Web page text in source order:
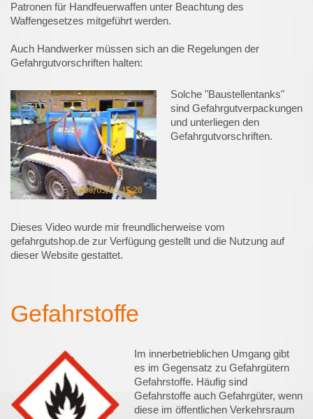
Patronen für Handfeuerwaffen unter Beachtung des
Waffengesetzes mitgeführt werden.
Auch Handwerker müssen sich an die Regelungen der
Gefahrgutvorschriften halten:
Solche "Baustellentanks"
sind Gefahrgutverpackungen
und unterliegen den
Gefahrgutvorschriften.
Dieses Video wurde mir freundlicherweise vom
gefahrgutshop.de zur Verfügung gestellt und die Nutzung auf
dieser Website gestattet.
Gefahrstoffe
Im innerbetrieblichen Umgang gibt
es im Gegensatz zu Gefahrgütern
Gefahrstoffe. Häufig sind
Gefahrstoffe auch Gefahrgüter, wenn
diese im öffentlichen Verkehrsraum